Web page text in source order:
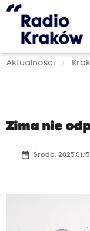
Aktualności
Zima nie
date_range Środa,